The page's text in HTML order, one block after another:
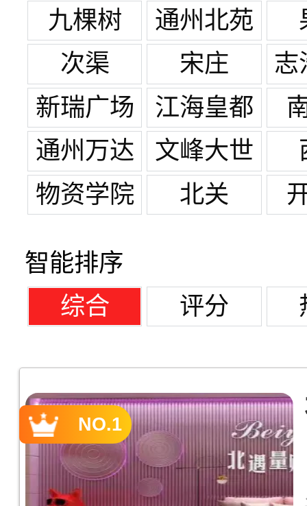
九棵树
通州北苑
次渠
宋庄
志
新瑞广场
江海皇都
通州万达
广场
文峰大世
界
物资学院
北关
智能排序
综合
评分
NO.1